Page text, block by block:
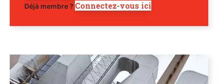
Déjà membre ? Connectez-vous ici